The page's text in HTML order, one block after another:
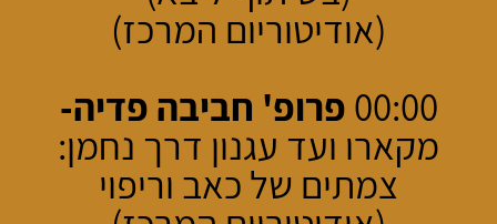
(אודיטוריום המרכז)
00:00פרופ' חביבה פדיה-
מקארו ועד עגנון דרך נחמן:
צמתים של כאב וריפוי